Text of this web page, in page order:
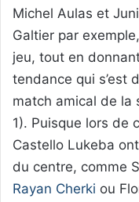
Michel Aulas et
Galtier par
jeu, tout en
tendance qui s’est
match amical de la
1). Puisque lors de
Castello Lukeba
du centre, comme
Rayan Cherki ou